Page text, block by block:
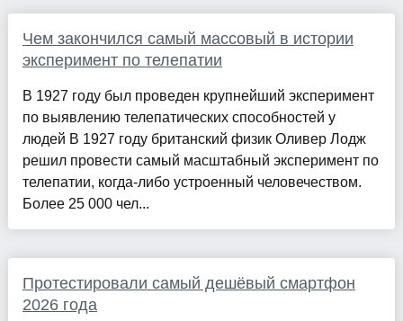
Чем закончился самый массовый в истории
эксперимент по телепатии
В 1927 году был проведен крупнейший эксперимент
по выявлению телепатических способностей у
людей В 1927 году британский физик Оливер Лодж
решил провести самый масштабный эксперимент по
телепатии, когда-либо устроенный человечеством.
Более 25 000 чел...
Протестировали самый дешёвый смартфон
2026 года